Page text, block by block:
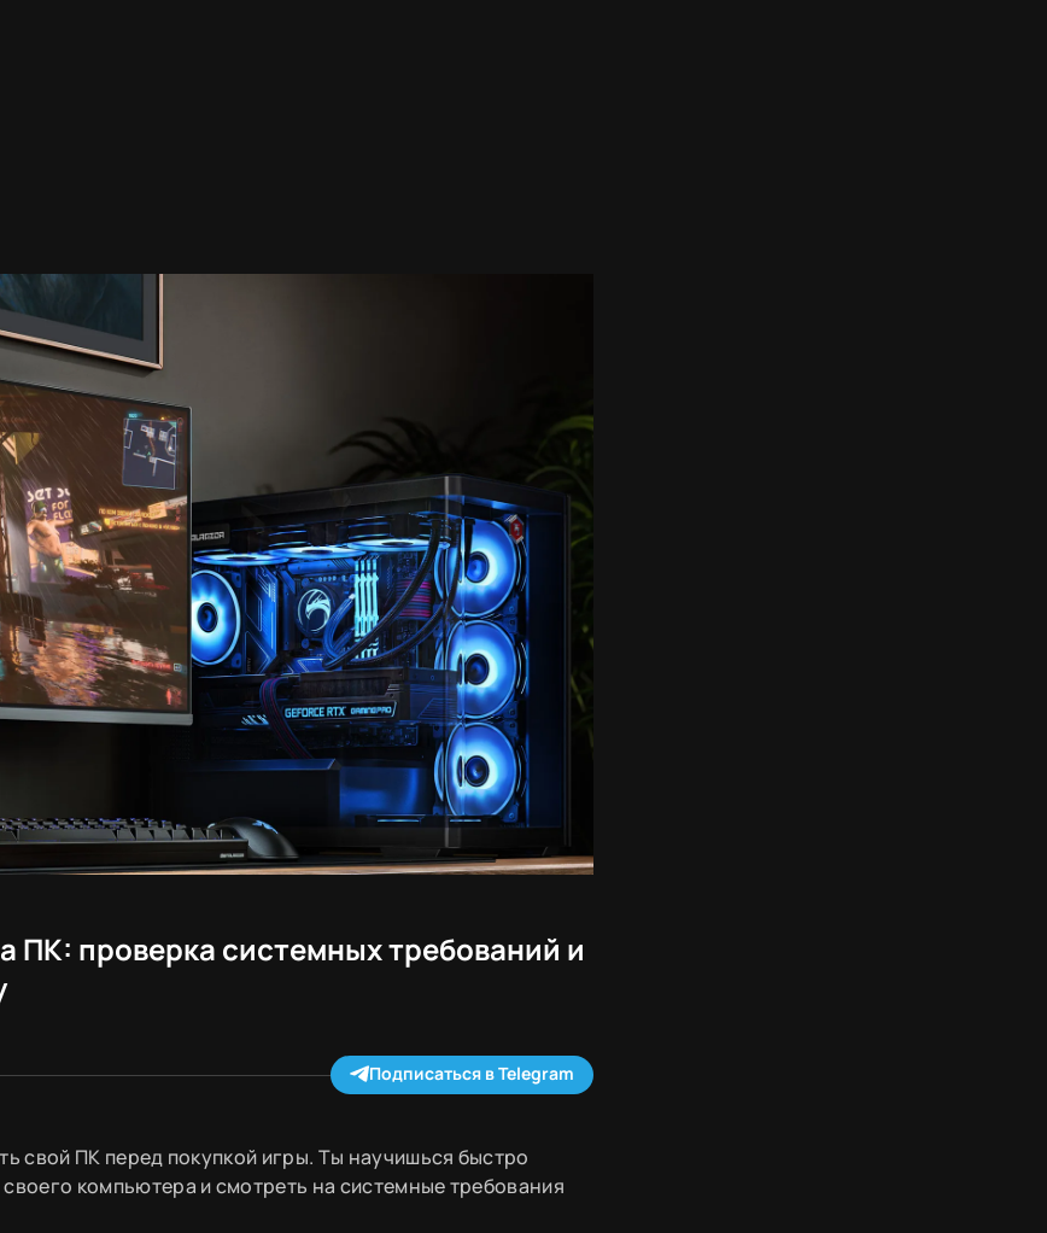
ПК: проверка системных требований и
Подписаться в Telegram
свой ПК перед покупкой игры. Ты научишься быстро
компьютера и смотреть на системные требования